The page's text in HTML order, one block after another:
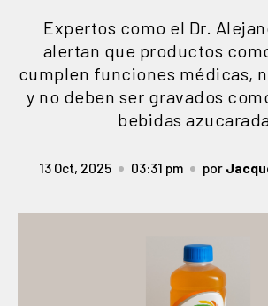
Expertos como el Dr.
alertan que productos
cumplen funciones médicas,
y no deben ser gravados
bebidas
13 Oct, 2025 03:31 pm por